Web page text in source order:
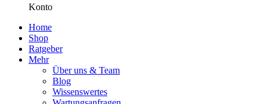
Konto
Home
Shop
Ratgeber
Mehr
Über uns & Team
Blog
Wissenswertes